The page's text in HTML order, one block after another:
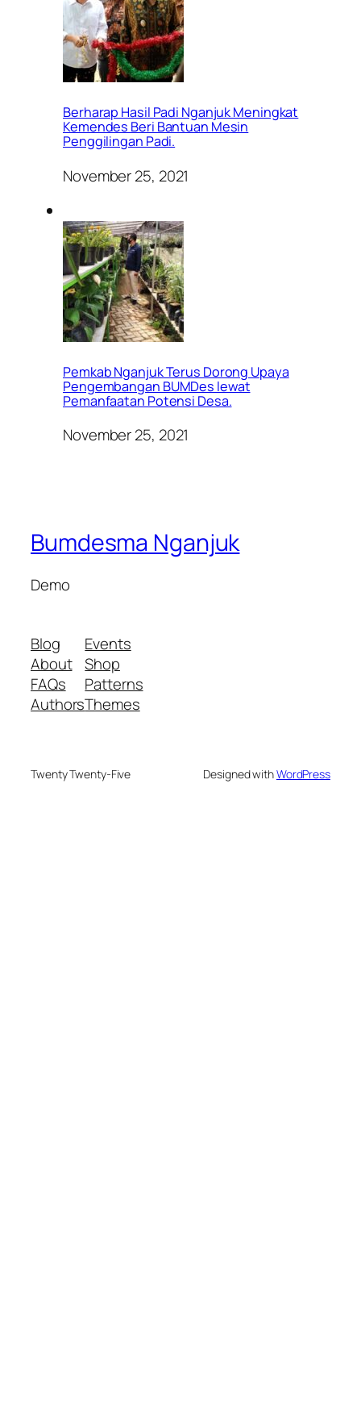
Berharap Hasil Padi Nganjuk Meningkat
Kemendes Beri Bantuan Mesin
Penggilingan Padi.
November 25, 2021
Pemkab Nganjuk Terus Dorong Upaya
Pengembangan BUMDes lewat
Pemanfaatan Potensi Desa.
November 25, 2021
Bumdesma Nganjuk
Demo
Blog
About
FAQs
Authors
Events
Shop
Patterns
Themes
Twenty Twenty-Five Designed withWordPress